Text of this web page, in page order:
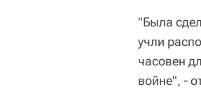
"Была
учли
часовен
войне", -